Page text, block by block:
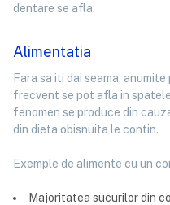
dentare se afla:
Alimentatia
Fara sa iti dai seama,
frecvent se pot afla in
fenomen se produce din
din dieta obisnuita le contin.
Exemple de alimente cu un
Majoritatea sucurilor din